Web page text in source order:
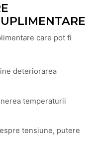
care pot fi
deteriorarea
temperaturii
tensiune, putere